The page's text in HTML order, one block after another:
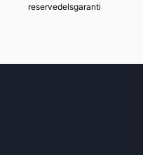
reservedelsgaranti